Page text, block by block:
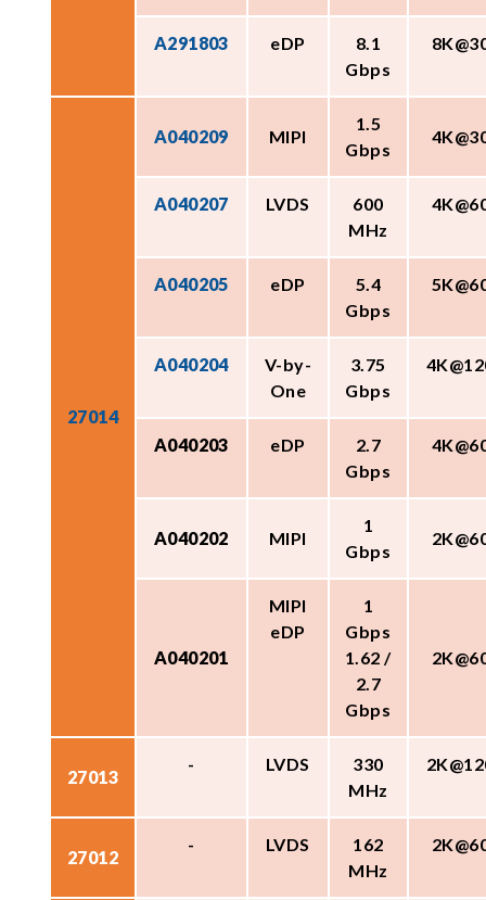
A291803 eDP
8.1
Gbps
27014
A040209 MIPI
1.5
Gbps
A040207 LVDS
600
MHz
A040205 eDP
5.4
Gbps
A040204
V-by-
One
3.75
Gbps
A040203 eDP
2.7
Gbps
A040202 MIPI
1
Gbps
A040201
MIPI
eDP
1
Gbps
1.62 /
2.7
Gbps
27013
- LVDS
330
MHz
27012
- LVDS
162
MHz